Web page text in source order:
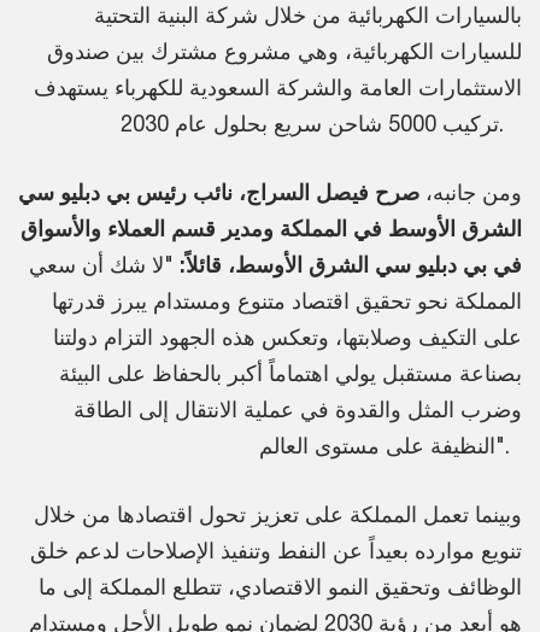
بالسيارات الكهربائية من خلال شركة البنية التحتية
للسيارات الكهربائية، وهي مشروع مشترك بين صندوق
الاستثمارات العامة والشركة السعودية للكهرباء يستهدف
تركيب 5000 شاحن سريع بحلول عام 2030.
ومن جانبه، صرح فيصل السراج، نائب رئيس بي دبليو سي
الشرق الأوسط في المملكة ومدير قسم العملاء والأسواق
في بي دبليو سي الشرق الأوسط، قائلاً: "لا شك أن سعي
المملكة نحو تحقيق اقتصاد متنوع ومستدام يبرز قدرتها
على التكيف وصلابتها، وتعكس هذه الجهود التزام دولتنا
بصناعة مستقبل يولي اهتماماً أكبر بالحفاظ على البيئة
وضرب المثل والقدوة في عملية الانتقال إلى الطاقة
النظيفة على مستوى العالم".
وبينما تعمل المملكة على تعزيز تحول اقتصادها من خلال
تنويع موارده بعيداً عن النفط وتنفيذ الإصلاحات لدعم خلق
الوظائف وتحقيق النمو الاقتصادي، تتطلع المملكة إلى ما
هو أبعد من رؤية 2030 لضمان نمو طويل الأجل ومستدام